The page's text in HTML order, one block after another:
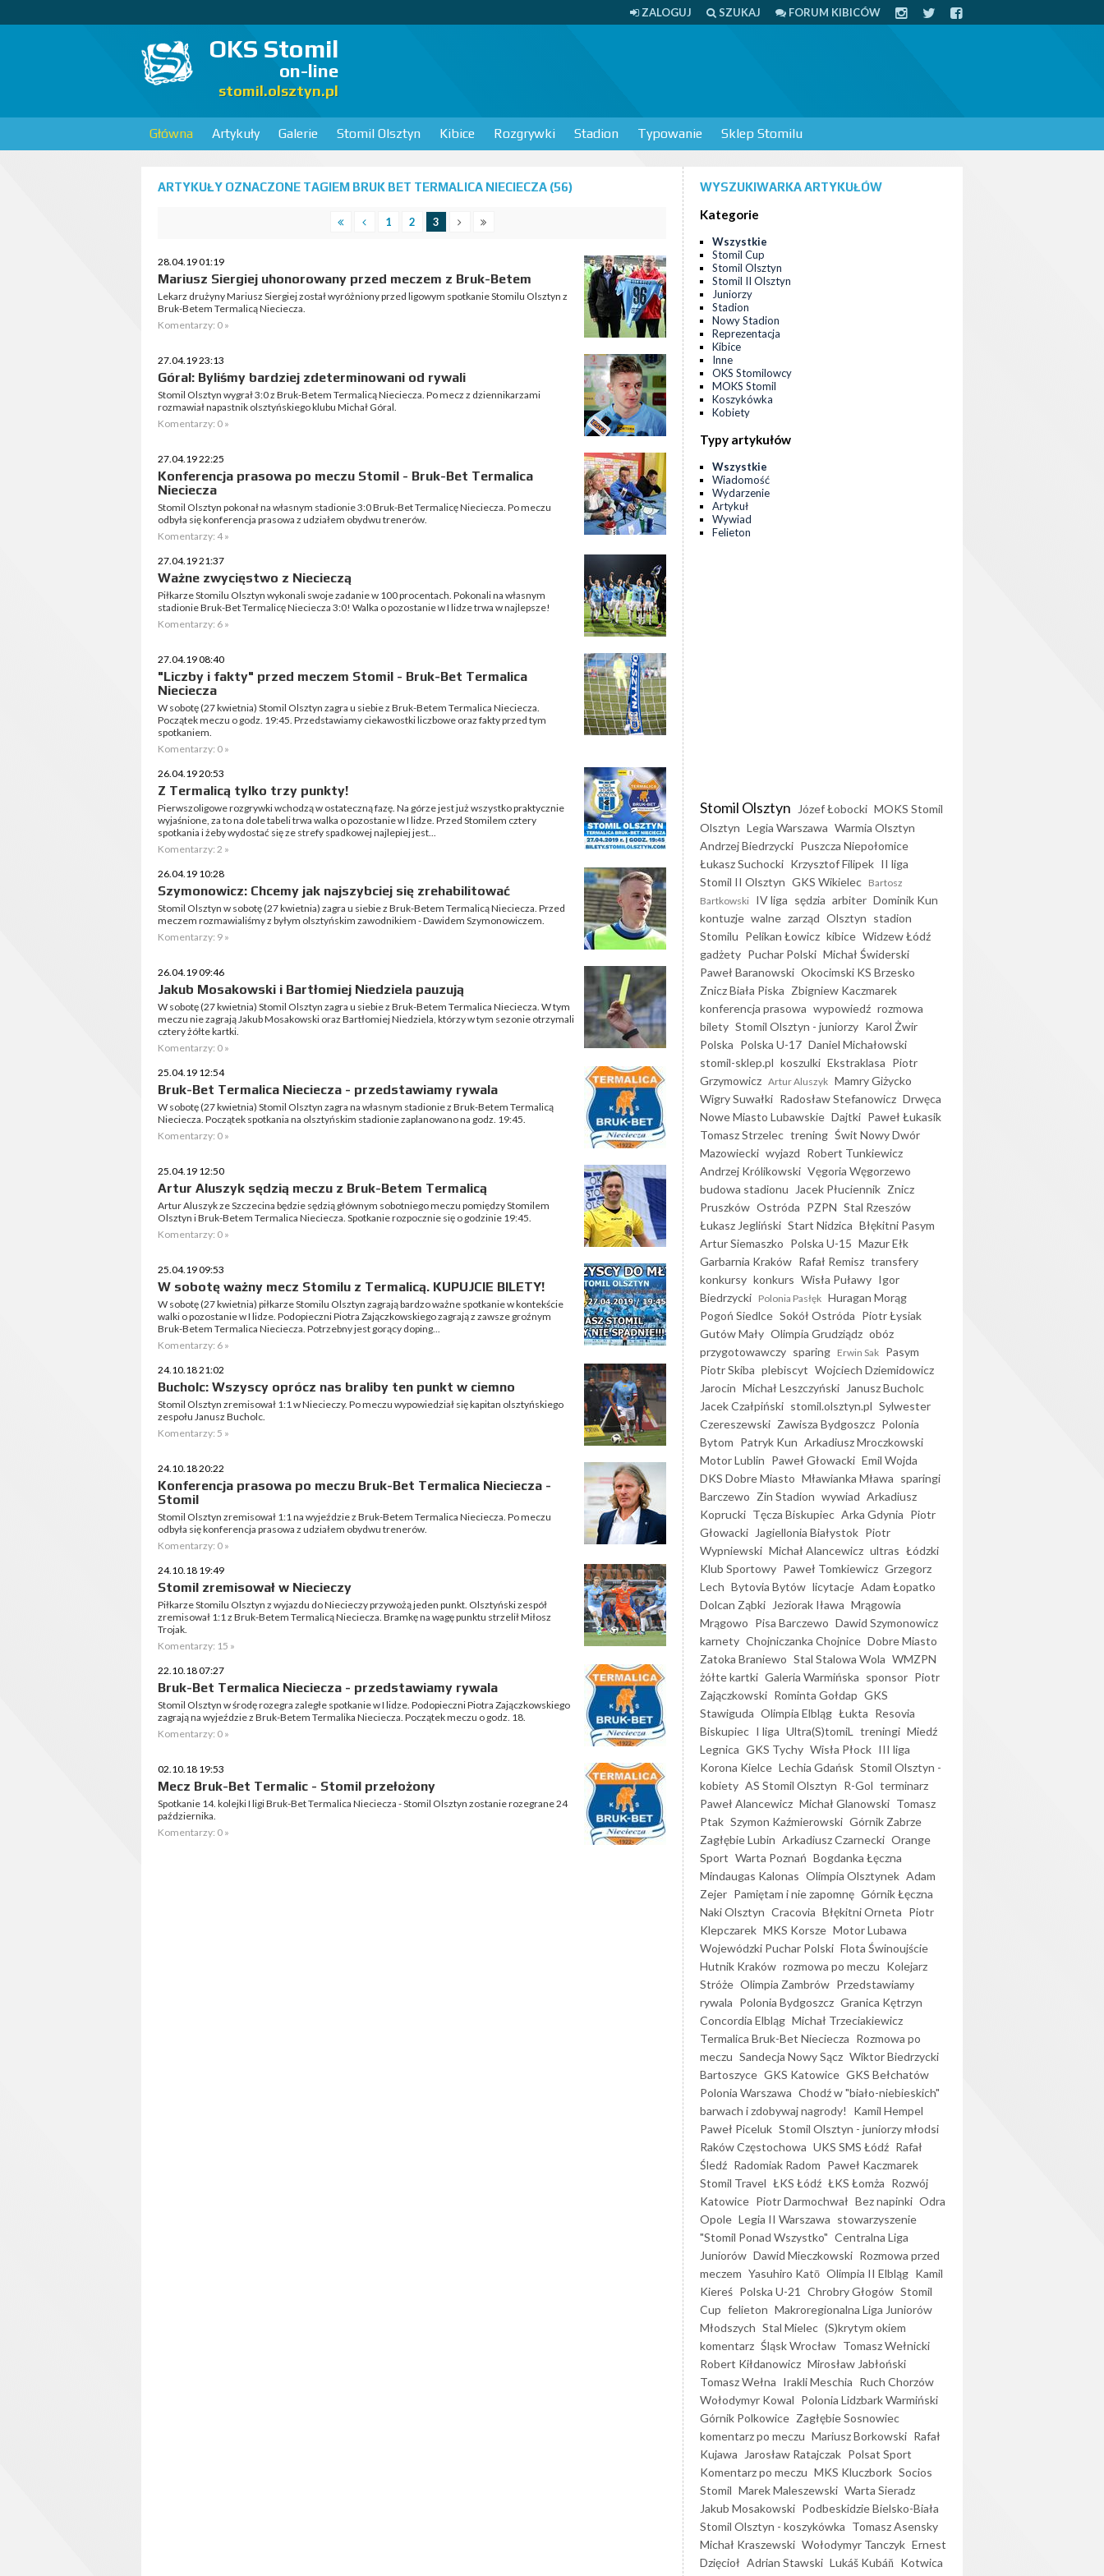
ZALOGUJ SZUKAJ FORUM KIBICÓW
OKS Stomil
on-line
stomil.olsztyn.pl
Główna Artykuły Galerie Stomil Olsztyn Kibice Rozgrywki Stadion Typowanie Sklep Stomilu
ARTYKUŁY OZNACZONE TAGIEM BRUK BET TERMALICA NIECIECZA (56)
1 2 3
28.04.19 01:19
Mariusz Siergiej uhonorowany przed meczem z Bruk-Betem
Lekarz drużyny Mariusz Siergiej został wyróżniony przed ligowym spotkanie Stomilu Olsztyn z
Bruk-Betem Termalicą Nieciecza.
Komentarzy: 0 »
27.04.19 23:13
Góral: Byliśmy bardziej zdeterminowani od rywali
Stomil Olsztyn wygrał 3:0 z Bruk-Betem Termalicą Nieciecza. Po mecz z dziennikarzami
rozmawiał napastnik olsztyńskiego klubu Michał Góral.
Komentarzy: 0 »
27.04.19 22:25
Konferencja prasowa po meczu Stomil - Bruk-Bet Termalica
Nieciecza
Stomil Olsztyn pokonał na własnym stadionie 3:0 Bruk-Bet Termalicę Nieciecza. Po meczu
odbyła się konferencja prasowa z udziałem obydwu trenerów.
Komentarzy: 4 »
27.04.19 21:37
Ważne zwycięstwo z Niecieczą
Piłkarze Stomilu Olsztyn wykonali swoje zadanie w 100 procentach. Pokonali na własnym
stadionie Bruk-Bet Termalicę Nieciecza 3:0! Walka o pozostanie w I lidze trwa w najlepsze!
Komentarzy: 6 »
27.04.19 08:40
"Liczby i fakty" przed meczem Stomil - Bruk-Bet Termalica
Nieciecza
W sobotę (27 kwietnia) Stomil Olsztyn zagra u siebie z Bruk-Betem Termalica Nieciecza.
Początek meczu o godz. 19:45. Przedstawiamy ciekawostki liczbowe oraz fakty przed tym
spotkaniem.
Komentarzy: 0 »
26.04.19 20:53
Z Termalicą tylko trzy punkty!
Pierwszoligowe rozgrywki wchodzą w ostateczną fazę. Na górze jest już wszystko praktycznie
wyjaśnione, za to na dole tabeli trwa walka o pozostanie w I lidze. Przed Stomilem cztery
spotkania i żeby wydostać się ze strefy spadkowej najlepiej jest...
Komentarzy: 2 »
26.04.19 10:28
Szymonowicz: Chcemy jak najszybciej się zrehabilitować
Stomil Olsztyn w sobotę (27 kwietnia) zagra u siebie z Bruk-Betem Termalicą Nieciecza. Przed
meczem rozmawialiśmy z byłym olsztyńskim zawodnikiem - Dawidem Szymonowiczem.
Komentarzy: 9 »
26.04.19 09:46
Jakub Mosakowski i Bartłomiej Niedziela pauzują
W sobotę (27 kwietnia) Stomil Olsztyn zagra u siebie z Bruk-Betem Termalica Nieciecza. W tym
meczu nie zagrają Jakub Mosakowski oraz Bartłomiej Niedziela, którzy w tym sezonie otrzymali
cztery żółte kartki.
Komentarzy: 0 »
25.04.19 12:54
Bruk-Bet Termalica Nieciecza - przedstawiamy rywala
W sobotę (27 kwietnia) Stomil Olsztyn zagra na własnym stadionie z Bruk-Betem Termalicą
Nieciecza. Początek spotkania na olsztyńskim stadionie zaplanowano na godz. 19:45.
Komentarzy: 0 »
25.04.19 12:50
Artur Aluszyk sędzią meczu z Bruk-Betem Termalicą
Artur Aluszyk ze Szczecina będzie sędzią głównym sobotniego meczu pomiędzy Stomilem
Olsztyn i Bruk-Betem Termalica Nieciecza. Spotkanie rozpocznie się o godzinie 19:45.
Komentarzy: 0 »
25.04.19 09:53
W sobotę ważny mecz Stomilu z Termalicą. KUPUJCIE BILETY!
W sobotę (27 kwietnia) piłkarze Stomilu Olsztyn zagrają bardzo ważne spotkanie w kontekście
walki o pozostanie w I lidze. Podopieczni Piotra Zajączkowskiego zagrają z zawsze groźnym
Bruk-Betem Termalica Nieciecza. Potrzebny jest gorący doping...
Komentarzy: 6 »
24.10.18 21:02
Bucholc: Wszyscy oprócz nas braliby ten punkt w ciemno
Stomil Olsztyn zremisował 1:1 w Niecieczy. Po meczu wypowiedział się kapitan olsztyńskiego
zespołu Janusz Bucholc.
Komentarzy: 5 »
24.10.18 20:22
Konferencja prasowa po meczu Bruk-Bet Termalica Nieciecza -
Stomil
Stomil Olsztyn zremisował 1:1 na wyjeździe z Bruk-Betem Termalica Nieciecza. Po meczu
odbyła się konferencja prasowa z udziałem obydwu trenerów.
Komentarzy: 0 »
24.10.18 19:49
Stomil zremisował w Niecieczy
Piłkarze Stomilu Olsztyn z wyjazdu do Niecieczy przywożą jeden punkt. Olsztyński zespół
zremisował 1:1 z Bruk-Betem Termalicą Nieciecza. Bramkę na wagę punktu strzelił Miłosz
Trojak.
Komentarzy: 15 »
22.10.18 07:27
Bruk-Bet Termalica Nieciecza - przedstawiamy rywala
Stomil Olsztyn w środę rozegra zaległe spotkanie w I lidze. Podopieczni Piotra Zajączkowskiego
zagrają na wyjeździe z Bruk-Betem Termalika Nieciecza. Początek meczu o godz. 18.
Komentarzy: 0 »
02.10.18 19:53
Mecz Bruk-Bet Termalic - Stomil przełożony
Spotkanie 14. kolejki I ligi Bruk-Bet Termalica Nieciecza - Stomil Olsztyn zostanie rozegrane 24
października.
Komentarzy: 0 »
WYSZUKIWARKA ARTYKUŁÓW
Kategorie
Wszystkie
Stomil Cup
Stomil Olsztyn
Stomil II Olsztyn
Juniorzy
Stadion
Nowy Stadion
Reprezentacja
Kibice
Inne
OKS Stomilowcy
MOKS Stomil
Koszykówka
Kobiety
Typy artykułów
Wszystkie
Wiadomość
Wydarzenie
Artykuł
Wywiad
Felieton
Stomil Olsztyn Józef Łobocki MOKS Stomil
Olsztyn Legia Warszawa Warmia Olsztyn
Andrzej Biedrzycki Puszcza Niepołomice
Łukasz Suchocki Krzysztof Filipek II liga
Stomil II Olsztyn GKS Wikielec Bartosz
Bartkowski IV liga sędzia arbiter Dominik Kun
kontuzje walne zarząd Olsztyn stadion
Stomilu Pelikan Łowicz kibice Widzew Łódź
gadżety Puchar Polski Michał Świderski
Paweł Baranowski Okocimski KS Brzesko
Znicz Biała Piska Zbigniew Kaczmarek
konferencja prasowa wypowiedź rozmowa
bilety Stomil Olsztyn - juniorzy Karol Żwir
Polska Polska U-17 Daniel Michałowski
stomil-sklep.pl koszulki Ekstraklasa Piotr
Grzymowicz Artur Aluszyk Mamry Giżycko
Wigry Suwałki Radosław Stefanowicz Drwęca
Nowe Miasto Lubawskie Dajtki Paweł Łukasik
Tomasz Strzelec trening Świt Nowy Dwór
Mazowiecki wyjazd Robert Tunkiewicz
Andrzej Królikowski Vęgoria Węgorzewo
budowa stadionu
Jacek Płuciennik Znicz
Pruszków Ostróda PZPN Stal Rzeszów
Łukasz Jegliński Start Nidzica Błękitni Pasym
Artur Siemaszko Polska U-15 Mazur Ełk
Garbarnia Kraków Rafał Remisz transfery
konkursy konkurs Wisła Puławy Igor
Biedrzycki Polonia Pasłęk Huragan Morąg
Pogoń Siedlce Sokół Ostróda Piotr Łysiak
Gutów Mały Olimpia Grudziądz obóz
przygotowawczy sparing Erwin Sak Pasym
Piotr Skiba plebiscyt Wojciech Dziemidowicz
Jarocin Michał Leszczyński
Janusz Bucholc
Jacek Czałpiński stomil.olsztyn.pl Sylwester
Czereszewski Zawisza Bydgoszcz Polonia
Bytom Patryk Kun Arkadiusz Mroczkowski
Motor Lublin Paweł Głowacki Emil Wojda
DKS Dobre Miasto Mławianka Mława sparingi
Barczewo Zin Stadion wywiad Arkadiusz
Koprucki Tęcza Biskupiec Arka Gdynia Piotr
Głowacki
Jagiellonia Białystok Piotr
Wypniewski Michał Alancewicz ultras Łódzki
Klub Sportowy Paweł Tomkiewicz Grzegorz
Lech Bytovia Bytów licytacje Adam Łopatko
Dolcan Ząbki
Jeziorak Iława Mrągowia
Mrągowo Pisa Barczewo Dawid Szymonowicz
karnety Chojniczanka Chojnice Dobre Miasto
Zatoka Braniewo Stal Stalowa Wola WMZPN
żółte kartki Galeria Warmińska sponsor Piotr
Zajączkowski Rominta Gołdap GKS
Stawiguda Olimpia Elbląg Łukta Resovia
Biskupiec I liga Ultra(S)tomiL treningi Miedź
Legnica GKS Tychy Wisła Płock III liga
Korona Kielce Lechia Gdańsk Stomil Olsztyn -
kobiety AS Stomil Olsztyn R-Gol terminarz
Paweł Alancewicz Michał Glanowski Tomasz
Ptak Szymon Kaźmierowski Górnik Zabrze
Zagłębie Lubin Arkadiusz Czarnecki Orange
Sport Warta Poznań Bogdanka Łęczna
Mindaugas Kalonas Olimpia Olsztynek Adam
Zejer Pamiętam i nie zapomnę Górnik Łęczna
Naki Olsztyn Cracovia Błękitni Orneta Piotr
Klepczarek MKS Korsze Motor Lubawa
Wojewódzki Puchar Polski Flota Świnoujście
Hutnik Kraków rozmowa po meczu Kolejarz
Stróże Olimpia Zambrów Przedstawiamy
rywala Polonia Bydgoszcz Granica Kętrzyn
Concordia Elbląg Michał Trzeciakiewicz
Termalica Bruk-Bet Nieciecza Rozmowa po
meczu Sandecja Nowy Sącz Wiktor Biedrzycki
Bartoszyce GKS Katowice GKS Bełchatów
Polonia Warszawa Chodź w "biało-niebieskich"
barwach i zdobywaj nagrody!
Kamil Hempel
Paweł Piceluk Stomil Olsztyn - juniorzy młodsi
Raków Częstochowa UKS SMS Łódź Rafał
Śledź Radomiak Radom Paweł Kaczmarek
Stomil Travel ŁKS Łódź ŁKS Łomża Rozwój
Katowice Piotr Darmochwał Bez napinki Odra
Opole Legia II Warszawa stowarzyszenie
"Stomil Ponad Wszystko" Centralna Liga
Juniorów Dawid Mieczkowski Rozmowa przed
meczem Yasuhiro Katō Olimpia II Elbląg Kamil
Kiereś Polska U-21 Chrobry Głogów Stomil
Cup felieton Makroregionalna Liga Juniorów
Młodszych Stal Mielec (S)krytym okiem
komentarz Śląsk Wrocław Tomasz Wełnicki
Robert Kiłdanowicz Mirosław Jabłoński
Tomasz Wełna Irakli Meschia Ruch Chorzów
Wołodymyr Kowal Polonia Lidzbark Warmiński
Górnik Polkowice Zagłębie Sosnowiec
komentarz po meczu Mariusz Borkowski Rafał
Kujawa
Jarosław Ratajczak Polsat Sport
Komentarz po meczu MKS Kluczbork Socios
Stomil Marek Maleszewski Warta Sieradz
Jakub Mosakowski Podbeskidzie Bielsko-Biała
Stomil Olsztyn - koszykówka Tomasz Asensky
Michał Kraszewski Wołodymyr Tanczyk Ernest
Dzięcioł Adrian Stawski Lukáš Kubáň Kotwica